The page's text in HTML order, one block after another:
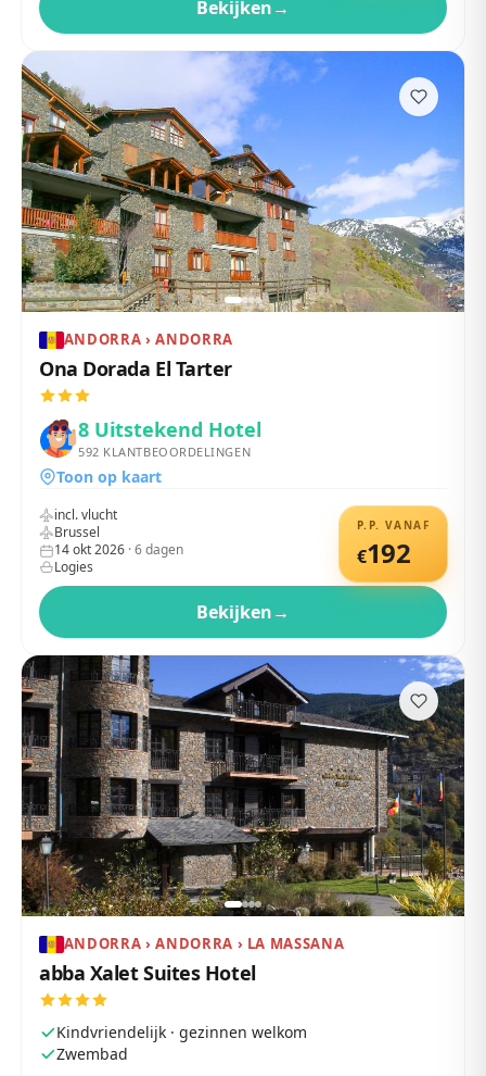
Bekijken→
ANDORRA › ANDORRA
Ona Dorada El Tarter
8 Uitstekend Hotel
592 KLANTBEOORDELINGEN
Toon op kaart
P.P. VANAF
€192
incl. vlucht
Brussel
14 okt 2026 ·6dagen
Logies
Bekijken→
ANDORRA › ANDORRA › LA MASSANA
abba Xalet Suites Hotel
Kindvriendelijk · gezinnen welkom
Zwembad